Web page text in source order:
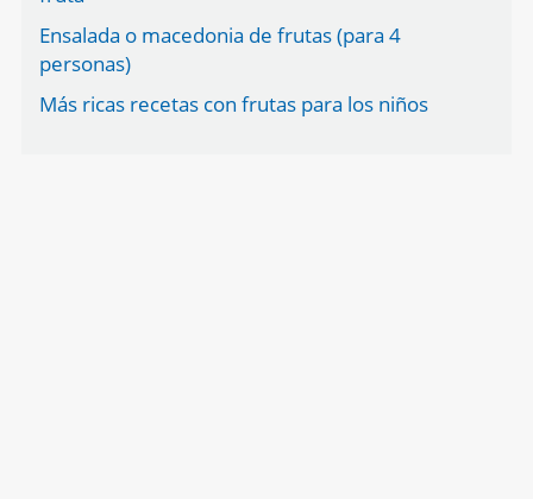
Ensalada o macedonia de frutas (para 4
personas)
Más ricas recetas con frutas para los niños